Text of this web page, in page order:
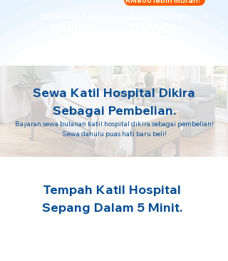
Sewa Katil Hospital Dikira
Sebagai Pembelian.
Bayaran sewa bulanan katil hospital dikira sebagai pembelian!
Sewa dahulu puas hati baru beli!
Tempah Katil Hospital
Sepang Dalam 5 Minit.